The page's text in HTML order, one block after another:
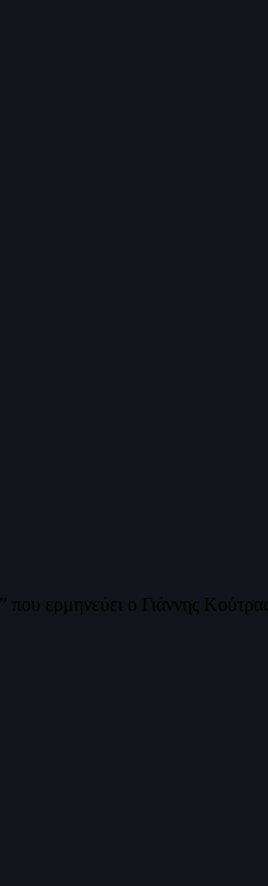
ερμηνεύει ο Γιάννης Κούτρας.